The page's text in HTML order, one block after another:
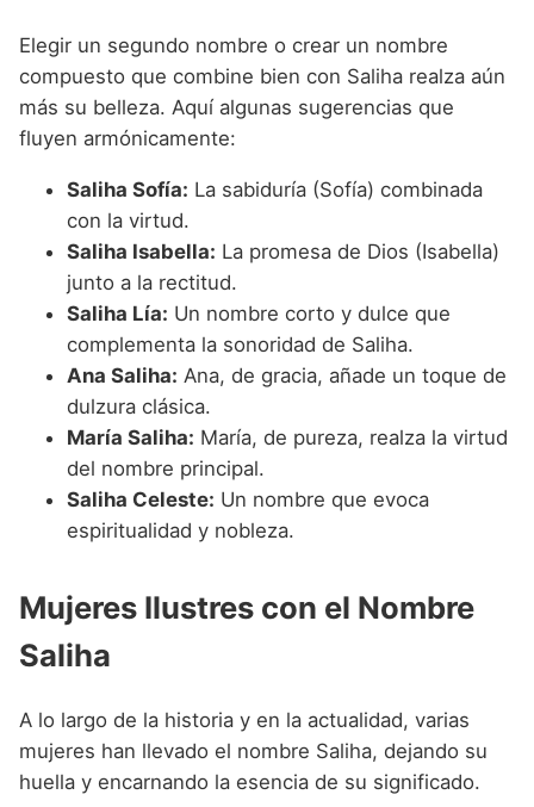
Elegir un segundo nombre o crear un nombre
compuesto que combine bien con Saliha realza aún
más su belleza. Aquí algunas sugerencias que
fluyen armónicamente:
Saliha Sofía: La sabiduría (Sofía) combinada
con la virtud.
Saliha Isabella: La promesa de Dios (Isabella)
junto a la rectitud.
Saliha Lía: Un nombre corto y dulce que
complementa la sonoridad de Saliha.
Ana Saliha: Ana, de gracia, añade un toque de
dulzura clásica.
María Saliha: María, de pureza, realza la virtud
del nombre principal.
Saliha Celeste: Un nombre que evoca
espiritualidad y nobleza.
Mujeres Ilustres con el Nombre
Saliha
A lo largo de la historia y en la actualidad, varias
mujeres han llevado el nombre Saliha, dejando su
huella y encarnando la esencia de su significado.